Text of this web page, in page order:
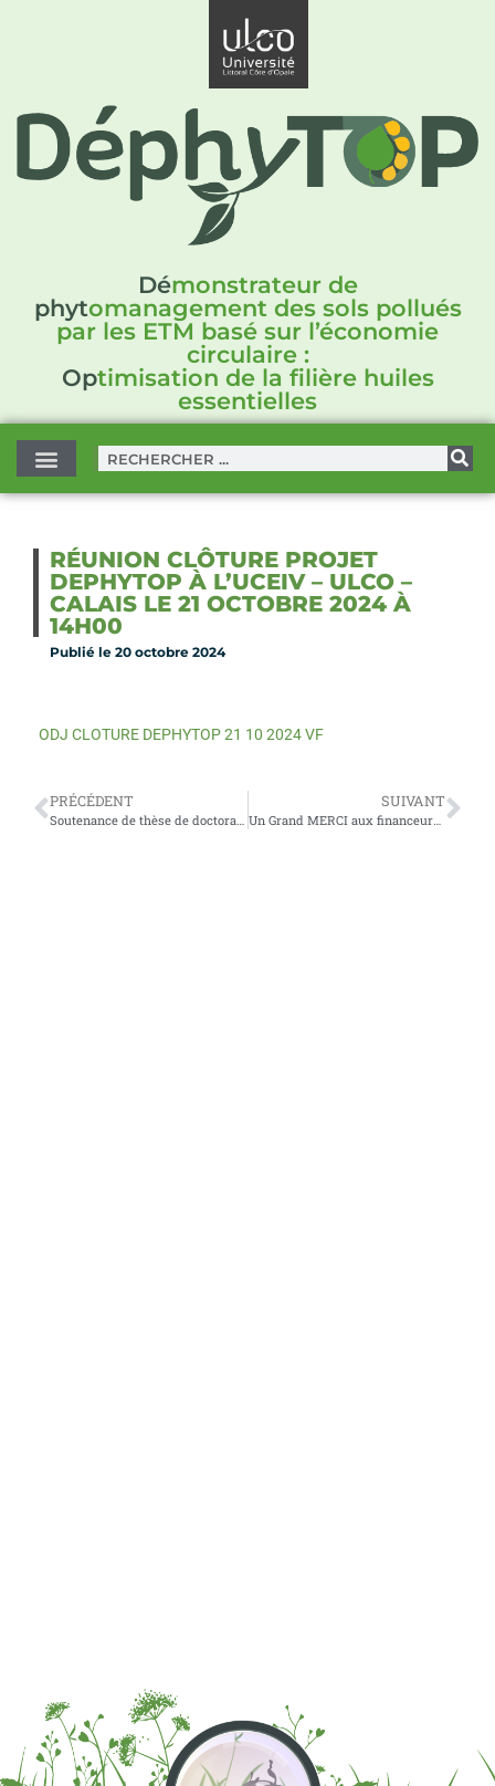
Démonstrateur de
phytomanagement des sols pollués
par les ETM basé sur l’économie
circulaire :
Optimisation de la filière huiles
essentielles
RÉUNION CLÔTURE PROJET
DEPHYTOP À L’UCEIV – ULCO –
CALAIS LE 21 OCTOBRE 2024 À
14H00
Publié le 20 octobre 2024
ODJ CLOTURE DEPHYTOP 21 10 2024 VF
PRÉCÉDENT SUIVANT
Un Grand MERCI aux financeurs et à l’ensemble des partenaires du projet DEPHYTOP